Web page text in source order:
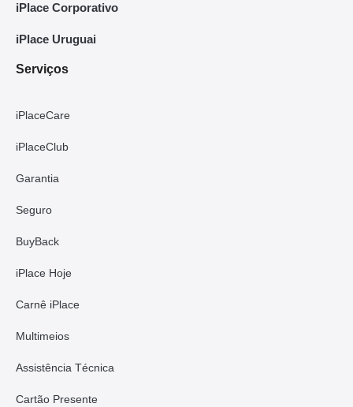
iPlace Corporativo
iPlace Uruguai
Serviços
iPlaceCare
iPlaceClub
Garantia
Seguro
BuyBack
iPlace Hoje
Carnê iPlace
Multimeios
Assistência Técnica
Cartão Presente